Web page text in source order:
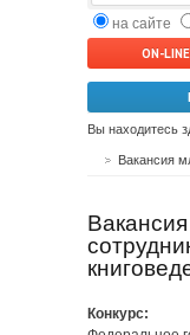
на сайте
ON-
Вы находитесь
Конкурс: